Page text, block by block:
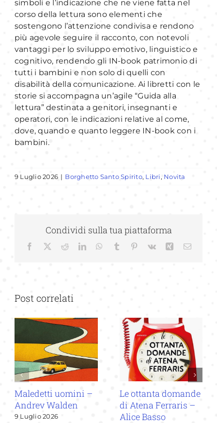
simboli e l’indicazione che ne viene fatta nel
corso della lettura sono elementi che
sostengono l’attenzione condivisa e rendono
più agevole seguire il racconto, con notevoli
vantaggi per lo sviluppo emotivo, linguistico e
cognitivo, rendendo gli IN-book patrimonio di
tutti i bambini e non solo di quelli con
disabilità della comunicazione. Ai libretti con le
storie si accompagna un’agile “Guida alla
lettura” destinata a genitori, insegnanti e
operatori, con le indicazioni relative al come,
dove, quando e quanto leggere IN-book con i
bambini.
9 Luglio 2026 | Borghetto Santo Spirito, Libri, Novita
Condividi sulla tua piattaforma
Facebook RedditLinkedInWhatsApp
Tumblr Pinterest
Vk Xing Email
Post correlati
Maledetti uomini –
Andrev Walden
9 Luglio 2026
Le ottanta domande
di Atena Ferraris –
Alice Basso